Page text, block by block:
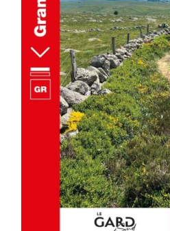
AJOUTER AU PANIER